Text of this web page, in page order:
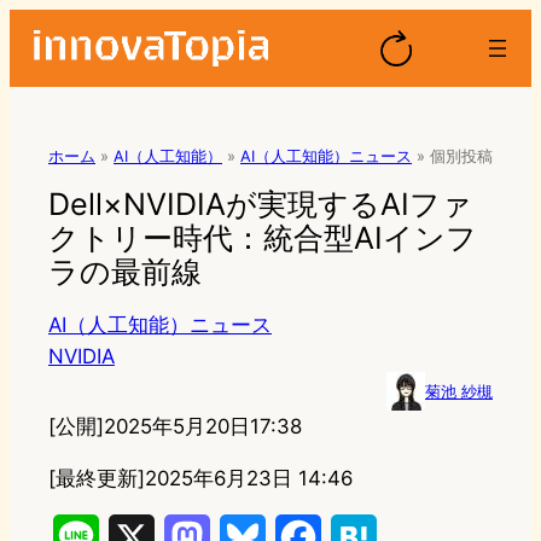
ホーム » AI（人工知能） » AI（人工知能）ニュース » 個別投稿
Dell×NVIDIAが実現するAIファ
クトリー時代：統合型AIインフ
ラの最前線
AI（人工知能）ニュース
NVIDIA
菊池 紗槻
[公開]2025年5月20日17:38
[最終更新]2025年6月23日 14:46